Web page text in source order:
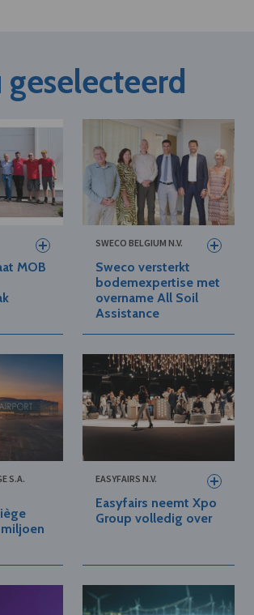
MOB
SWECO BELGIUM N.V.
Sweco versterkt
bodemexpertise met
overname All Soil
Assistance
S.A. EASYFAIRS N.V.
Easyfairs neemt Xpo
Group volledig over